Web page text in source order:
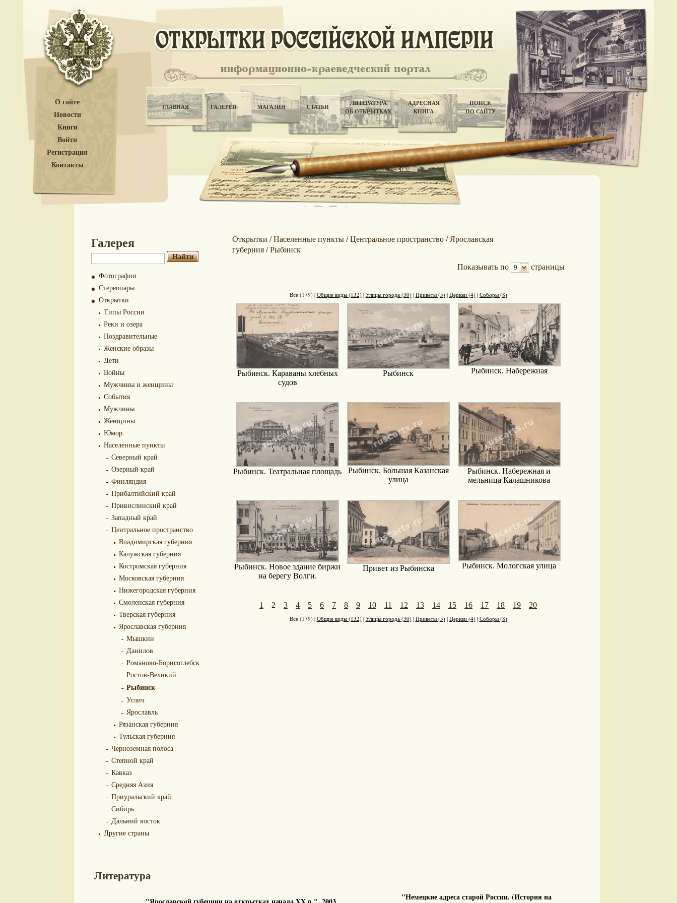
О сайте
Новости
Книги
Войти
Регистрация
Контакты
ГЛАВНАЯ ГАЛЕРЕЯ МАГАЗИН СТАТЬИ
ЛИТЕРАТУРА
ОБ ОТКРЫТКАХ
АДРЕСНАЯ
КНИГА
ПОИСК
ПО САЙТУ
Галерея
Фотографии
Стереопары
Открытки
Типы России
Реки и озера
Поздравительные
Женские образы
Дети
Войны
Мужчины и женщины
События
Мужчины
Женщины
Юмор.
Населенные пункты
Северный край
Озерный край
Финляндия
Прибалтийский край
Привислинский край
Западный край
Центральное пространство
Владимирская губерния
Калужская губерния
Костромская губерния
Московская губерния
Нижегородская губерния
Смоленская губерния
Тверская губерния
Ярославская губерния
Мышкин
Данилов
Романово-Борисоглебск
Ростов-Великий
Рыбинск
Углич
Ярославль
Рязанская губерния
Тульская губерния
Черноземная полоса
Степной край
Кавказ
Средняя Азия
Приуральский край
Сибирь
Дальний восток
Другие страны
Открытки /Населенные пункты/Центральное пространство/ Ярославская
губерния/Рыбинск
Показывать по 9 страницы
Все (179) | Общие виды (132) | Улицы города (30) | Приветы (5) | Церкви (4) | Соборы (8)
Рыбинск. Караваны хлебных
судов
Рыбинск Рыбинск. Набережная
Рыбинск. Театральная площадь
Рыбинск. Большая Казанская
улица
Рыбинск. Набережная и
мельница Калашникова
Рыбинск. Новое здание биржи
на берегу Волги.
Привет из Рыбинска Рыбинск. Мологская улица
1 2 3 4 5 6 7 8 9 10 11 12 13 14 15 16 17 18 19 20
Все (179) | Общие виды (132) | Улицы города (30) | Приветы (5) | Церкви (4) | Соборы (8)
Литература
"Немецкие адреса старой России. (История на